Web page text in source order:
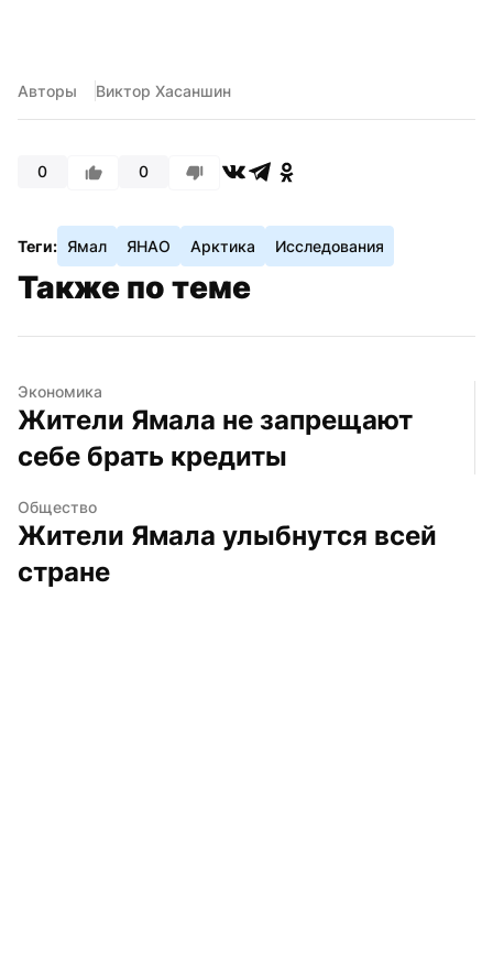
Авторы Виктор Хасаншин
0 0
Теги: Ямал ЯНАО Арктика Исследования
Также по теме
Экономика
Жители Ямала не запрещают
себе брать кредиты
Общество
Жители Ямала улыбнутся всей
стране